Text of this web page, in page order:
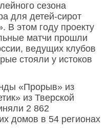
сезона
для детей-сирот
В этом году проекту
матчи прошли
ведущих клубов
стояли у истоков
«Прорыв» из
из Тверской
2 862
домов в 54 регионах